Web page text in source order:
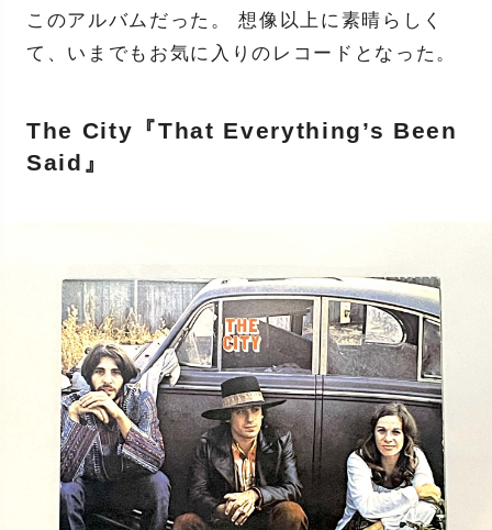
このアルバムだった。 想像以上に素晴らしく
て、いまでもお気に入りのレコードとなった。
The City『That Everything’s Been
Said』